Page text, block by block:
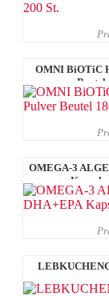
OMNI BiOTiC
Beutel
OMEGA-3
Kapseln